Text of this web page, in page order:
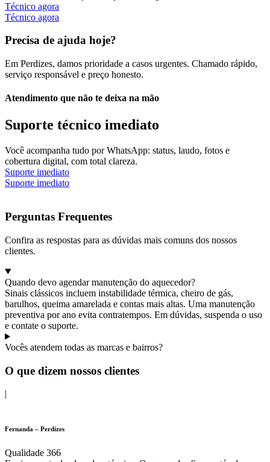
Técnico agora
Técnico agora
Precisa de ajuda hoje?
Em Perdizes, damos prioridade a casos urgentes. Chamado rápido,
serviço responsável e preço honesto.
Atendimento que não te deixa na mão
Suporte técnico imediato
Você acompanha tudo por WhatsApp: status, laudo, fotos e
cobertura digital, com total clareza.
Suporte imediato
Suporte imediato
Perguntas Frequentes
Confira as respostas para as dúvidas mais comuns dos nossos
clientes.
Quando devo agendar manutenção do aquecedor?
Sinais clássicos incluem instabilidade térmica, cheiro de gás,
barulhos, queima amarelada e contas mais altas. Uma manutenção
preventiva por ano evita contratempos. Em dúvidas, suspenda o uso
e contate o suporte.
Vocês atendem todas as marcas e bairros?
O que dizem nossos clientes
|
Fernanda – Perdizes
Qualidade 366